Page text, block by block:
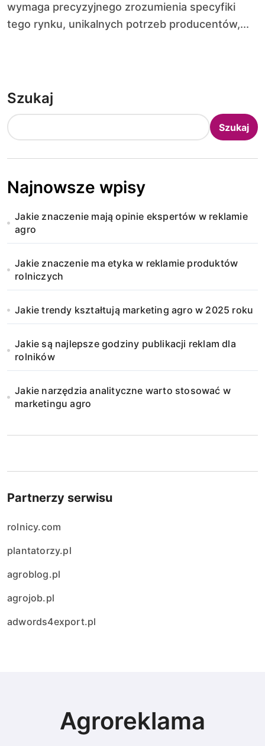
wymaga precyzyjnego zrozumienia specyfiki
tego rynku, unikalnych potrzeb producentów,...
Szukaj
Szukaj
Najnowsze wpisy
Jakie znaczenie mają opinie ekspertów w reklamie
agro
Jakie znaczenie ma etyka w reklamie produktów
rolniczych
Jakie trendy kształtują marketing agro w 2025 roku
Jakie są najlepsze godziny publikacji reklam dla
rolników
Jakie narzędzia analityczne warto stosować w
marketingu agro
Partnerzy serwisu
rolnicy.com
plantatorzy.pl
agroblog.pl
agrojob.pl
adwords4export.pl
Agroreklama